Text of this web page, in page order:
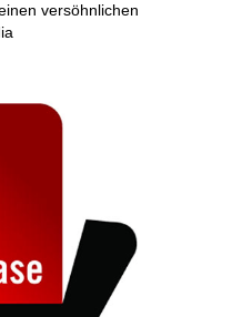
versöhnlichen